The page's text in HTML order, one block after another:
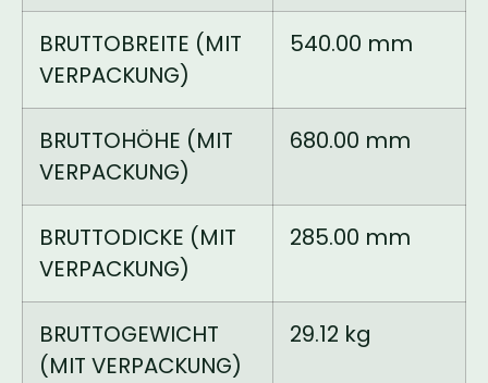
BRUTTOBREITE (MIT
VERPACKUNG)
540.00 mm
BRUTTOHÖHE (MIT
VERPACKUNG)
680.00 mm
BRUTTODICKE (MIT
VERPACKUNG)
285.00 mm
BRUTTOGEWICHT
(MIT VERPACKUNG)
29.12 kg